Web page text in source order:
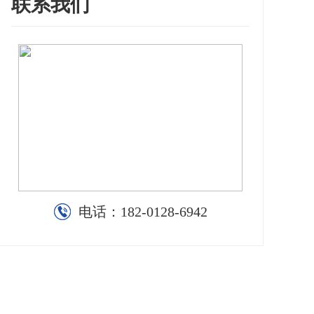
联系我们
电话： 182-0128-6942